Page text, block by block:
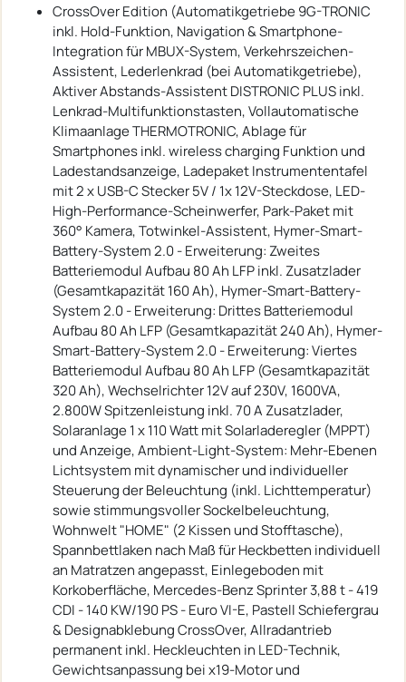
CrossOver Edition (Automatikgetriebe 9G-TRONIC
inkl. Hold-Funktion, Navigation & Smartphone-
Integration für MBUX-System, Verkehrszeichen-
Assistent, Lederlenkrad (bei Automatikgetriebe),
Aktiver Abstands-Assistent DISTRONIC PLUS inkl.
Lenkrad-Multifunktionstasten, Vollautomatische
Klimaanlage THERMOTRONIC, Ablage für
Smartphones inkl. wireless charging Funktion und
Ladestandsanzeige, Ladepaket Instrumententafel
mit 2 x USB-C Stecker 5V / 1x 12V-Steckdose, LED-
High-Performance-Scheinwerfer, Park-Paket mit
360° Kamera, Totwinkel-Assistent, Hymer-Smart-
Battery-System 2.0 - Erweiterung: Zweites
Batteriemodul Aufbau 80 Ah LFP inkl. Zusatzlader
(Gesamtkapazität 160 Ah), Hymer-Smart-Battery-
System 2.0 - Erweiterung: Drittes Batteriemodul
Aufbau 80 Ah LFP (Gesamtkapazität 240 Ah), Hymer-
Smart-Battery-System 2.0 - Erweiterung: Viertes
Batteriemodul Aufbau 80 Ah LFP (Gesamtkapazität
320 Ah), Wechselrichter 12V auf 230V, 1600VA,
2.800W Spitzenleistung inkl. 70 A Zusatzlader,
Solaranlage 1 x 110 Watt mit Solarladeregler (MPPT)
und Anzeige, Ambient-Light-System: Mehr-Ebenen
Lichtsystem mit dynamischer und individueller
Steuerung der Beleuchtung (inkl. Lichttemperatur)
sowie stimmungsvoller Sockelbeleuchtung,
Wohnwelt "HOME" (2 Kissen und Stofftasche),
Spannbettlaken nach Maß für Heckbetten individuell
an Matratzen angepasst, Einlegeboden mit
Korkoberfläche, Mercedes-Benz Sprinter 3,88 t - 419
CDI - 140 KW/190 PS - Euro VI-E, Pastell Schiefergrau
& Designabklebung CrossOver, Allradantrieb
permanent inkl. Heckleuchten in LED-Technik,
Gewichtsanpassung bei x19-Motor und